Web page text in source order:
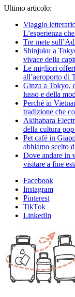
Ultimo articolo:
Viaggio
L’esperienza
Tre mete
Shinjuku a
vivace della
Le migliori
all’aeroporto di
Ginza a Tokyo,
lusso e della
Perché in
tradizione che
Akihabara
della cultura
Pet café in
abbiamo scelto
Dove andare in
visitare a fine
Facebook
Instagram
Pinterest
TikTok
LinkedIn